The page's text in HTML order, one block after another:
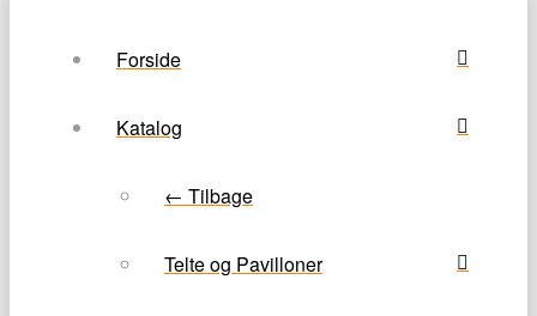
Forside
Katalog
← Tilbage
Telte og Pavilloner